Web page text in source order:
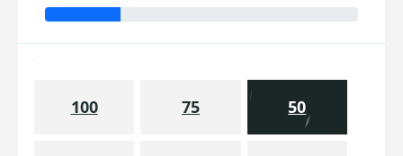
100 75 50